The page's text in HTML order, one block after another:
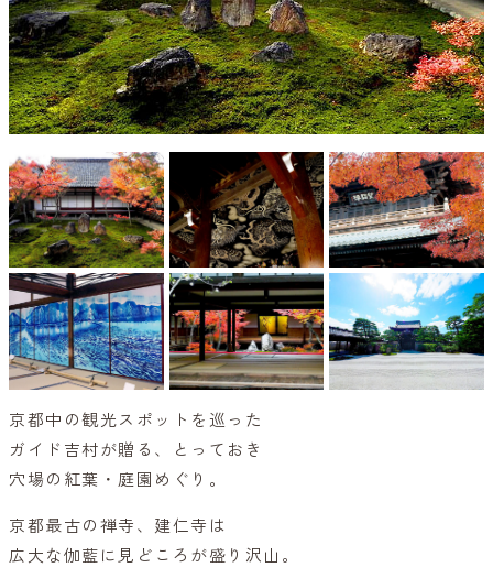
京都中の観光スポットを巡った
ガイド吉村が贈る、とっておき
穴場の紅葉・庭園めぐり。
京都最古の禅寺、建仁寺は
広大な伽藍に見どころが盛り沢山。